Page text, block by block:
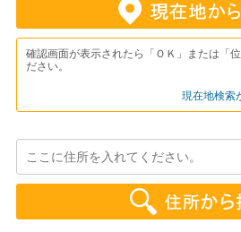
確認画面が表示されたら「ＯＫ」または「
ださい。
現在地検索